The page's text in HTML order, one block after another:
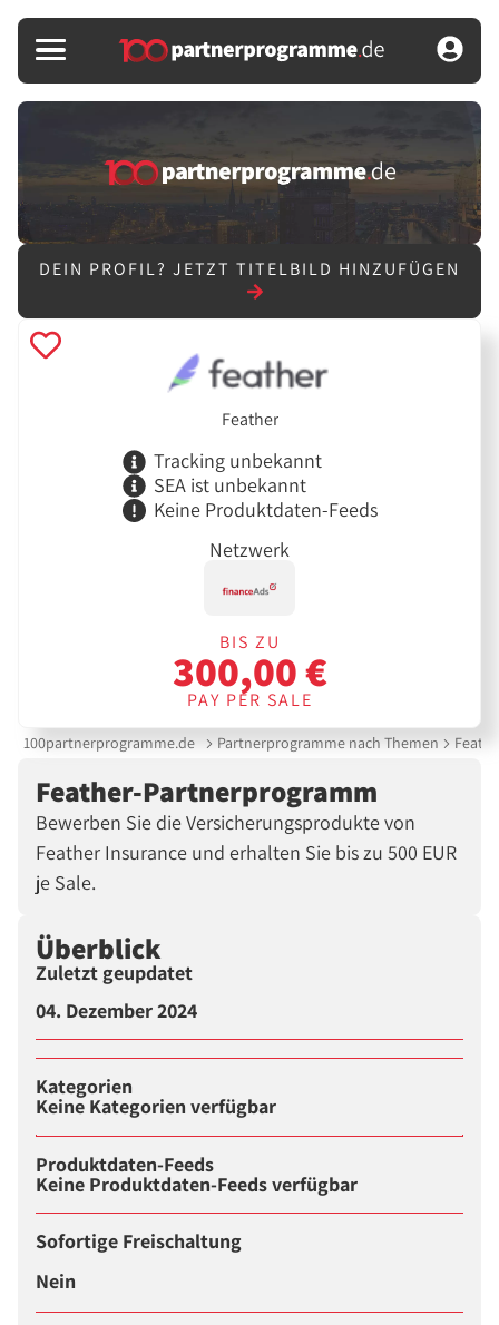
DEIN PROFIL? JETZT TITELBILD HINZUFÜGEN
Feather
Tracking unbekannt
SEA ist unbekannt
Keine Produktdaten-Feeds
Netzwerk
BIS ZU
300,00 €
PAY PER SALE
100partnerprogramme.de Partnerprogramme nach Themen
Feather-Partnerprogramm
Bewerben Sie die Versicherungsprodukte von
Feather Insurance und erhalten Sie bis zu 500 EUR
je Sale.
Überblick
Zuletzt geupdatet
04. Dezember 2024
Kategorien
Keine Kategorien verfügbar
Produktdaten-Feeds
Keine Produktdaten-Feeds verfügbar
Sofortige Freischaltung
Nein